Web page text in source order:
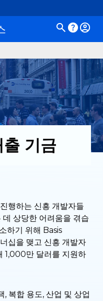
기금
행하는 신흥 개발자들
상당한 어려움을 겪습
하기 위해 Basis
을 맺고 신흥 개발자
1,000만 달러를 지원하
, 복합 용도, 산업 및 상업